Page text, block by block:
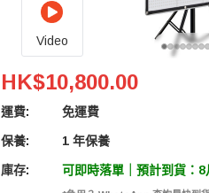
Video
Godox 神牛 KNOWLED
HK$10,800.00
運費: 免運費
保養: 1 年保養
庫存: 可即時落單｜預計到貨：8